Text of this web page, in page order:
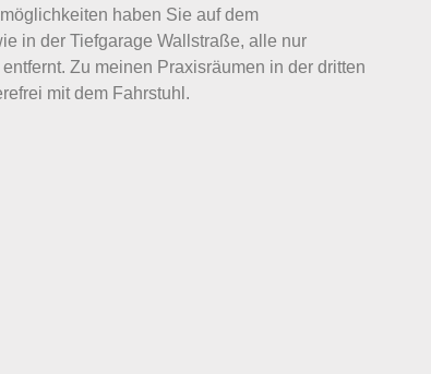
haben Sie auf dem
in der Tiefgarage Wallstraße, alle nur
Zu meinen Praxisräumen in der dritten
mit dem Fahrstuhl.